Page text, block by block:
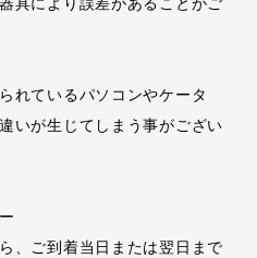
具により誤差があることがご
れているパソコンやケータ
いが生じてしまう事がござい
、ご到着当日または翌日まで